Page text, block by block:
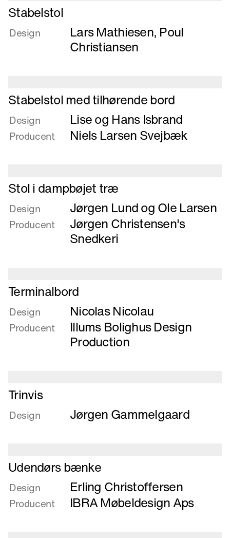
Læs
mere
om
Stabelstol
Design Lars Mathiesen, Poul
Christiansen
Læs
mere
om
Stabelstol
med
Stabelstol med tilhørende bord
Design Lise og Hans Isbrand
Producent Niels Larsen Svejbæk
Læs
mere
om
Stol
Stol i dampbøjet træ
Design Jørgen Lund og Ole Larsen
Producent
Jørgen Christensen's
Snedkeri
Læs
mere
om
Terminalbord
Terminalbord
Design Nicolas Nicolau
Producent
Illums Bolighus Design
Production
Læs
mere
om
Trinvis
Design Jørgen Gammelgaard
Læs
mere
om
Udendørs
bænke
Udendørs bænke
Design Erling Christoffersen
Producent IBRA Møbeldesign Aps